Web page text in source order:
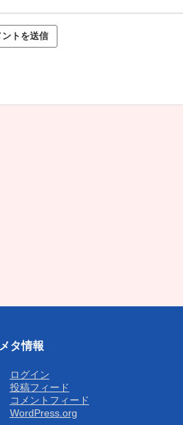
メタ情報
ログイン
投稿フィード
コメントフィード
WordPress.org